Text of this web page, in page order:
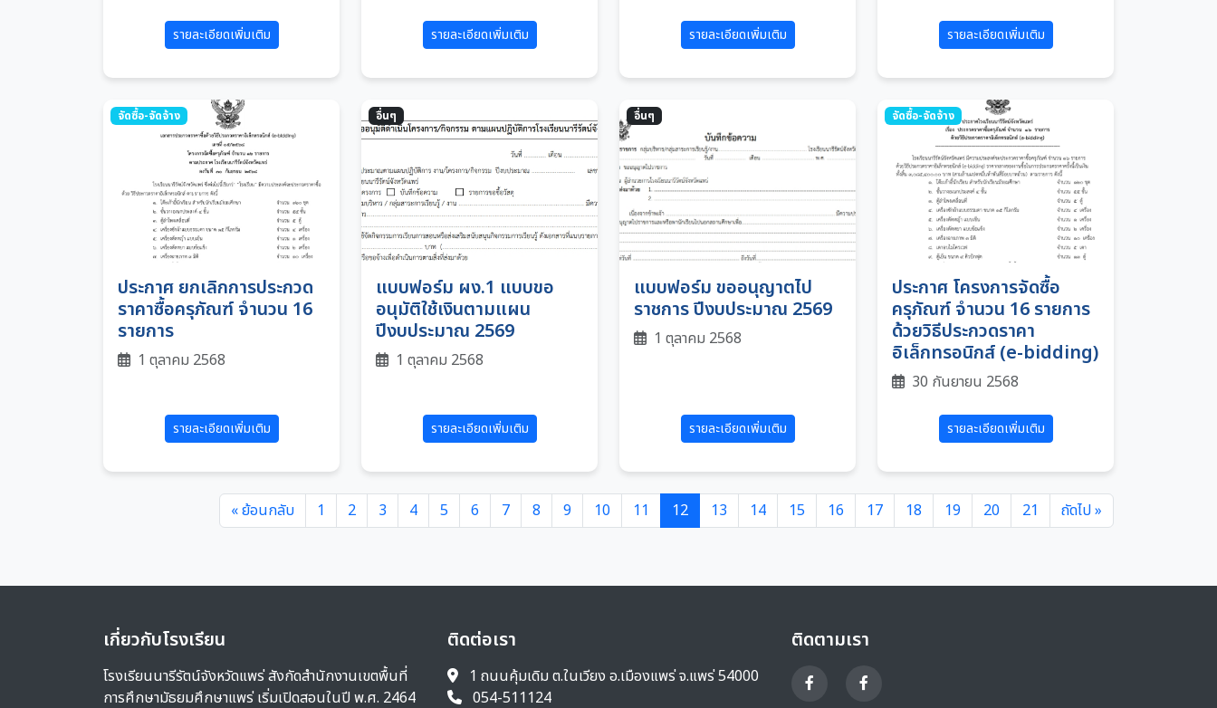
รายละเอียดเพิ่มเติม รายละเอียดเพิ่มเติม รายละเอียดเพิ่มเติม รายละเอียดเพิ่มเติม
จัดซื้อ-จัดจ้าง
ประกาศ ยกเลิกการประกวด
ราคาซื้อครุภัณฑ์ จำนวน 16
รายการ
1 ตุลาคม 2568
รายละเอียดเพิ่มเติม
อื่นๆ
แบบฟอร์ม ผง.1 แบบขอ
อนุมัติใช้เงินตามแผน
ปีงบประมาณ 2569
1 ตุลาคม 2568
รายละเอียดเพิ่มเติม
อื่นๆ
แบบฟอร์ม ขออนุญาตไป
ราชการ ปีงบประมาณ 2569
1 ตุลาคม 2568
รายละเอียดเพิ่มเติม
จัดซื้อ-จัดจ้าง
ประกาศ โครงการจัดซื้อ
ครุภัณฑ์ จำนวน 16 รายการ
ด้วยวิธีประกวดราคา
อิเล็กทรอนิกส์ (e-bidding)
30 กันยายน 2568
รายละเอียดเพิ่มเติม
« ย้อนกลับ 1 2 3 4 5 6 7 8 9 10 11 12 13 14 15 16 17 18 19 20 21 ถัดไป »
เกี่ยวกับโรงเรียน
โรงเรียนนารีรัตน์จังหวัดแพร่ สังกัดสำนักงานเขตพื้นที่
การศึกษามัธยมศึกษาแพร่ เริ่มเปิดสอนในปี พ.ศ. 2464
ติดต่อเรา
1 ถนนคุ้มเดิม ต.ในเวียง อ.เมืองแพร่ จ.แพร่ 54000
054-511124
ติดตามเรา